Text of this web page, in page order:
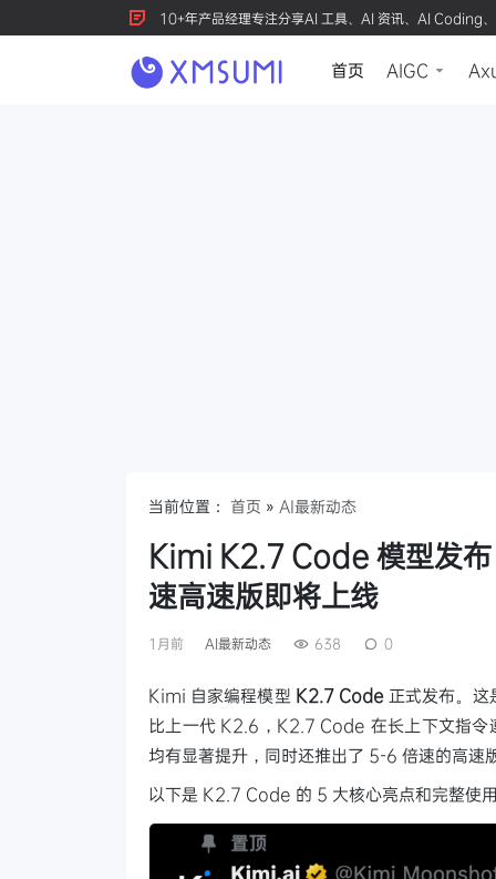
10+年产品经理专注分享AI 工具、AI 资讯、AI Coding
首页 AIGC
当前位置： 首页 » AI最新动态
Kimi K2.7 Code 模型发
速高速版即将上线
1月前 AI最新动态 638 0
Kimi 自家编程模型 K2.7 Code正式发布。这
比上一代 K2.6，K2.7 Code 在长上下文指
均有显著提升，同时还推出了 5-6 倍速的高速
以下是 K2.7 Code 的 5 大核心亮点和完整使